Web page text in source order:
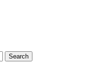
Search